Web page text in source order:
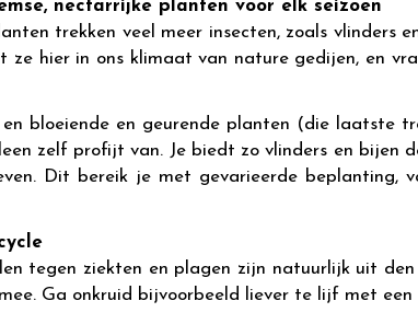
nectarrijke planten voor elk seizoen
trekken veel meer insecten, zoals
ze hier in ons klimaat van nature gedijen, en
bloeiende en geurende planten (die laatste
zelf profijt van. Je biedt zo vlinders en
Dit bereik je met gevarieerde
tegen ziekten en plagen zijn natuurlijk uit
Ga onkruid bijvoorbeeld liever te lijf met